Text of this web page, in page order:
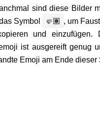
sind diese Bilder
Symbol
🤛🏽 , um
und einzufügen.
ist ausgereift genug
Emoji am Ende dieser